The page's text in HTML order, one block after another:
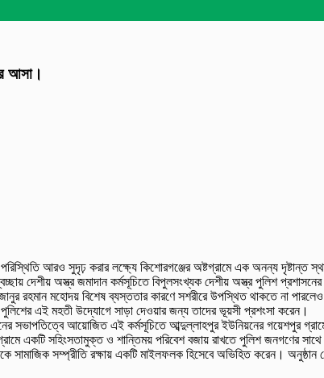
আসা।
আরও সুদৃঢ় করার লক্ষ্যে কিশোরগঞ্জের অষ্টগ্রামে এক অনন্য
দেশীয় অস্ত্র জমাদান কর্মসূচিতে বিপুলসংখ্যক দেশীয় অস্ত্র পুলিশ প্রশাসনের
রহমান মহোদয় বিশেষ ব্যস্ততার কারণে সশরীরে উপস্থিত থাকতে না
পুলিশের এই মহতী উদ্যোগে সাড়া দেওয়ার জন্য তাদের ভূয়সী প্রশংসা করেন।
সভাপতিত্বে আয়োজিত এই কর্মসূচিতে আব্দুল্লাহপুর ইউনিয়নের গয়েশপুর
একটি সহিংসতামুক্ত ও শান্তিময় পরিবেশ বজায় রাখতে পুলিশ জনগণের
সম্প্রীতি রক্ষায় একটি মাইলফলক হিসেবে অভিহিত করেন। অনুষ্ঠান